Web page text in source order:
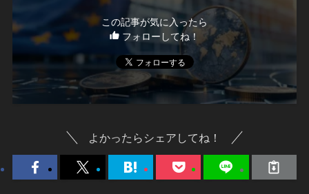
この記事が気に入ったら
フォローしてね！
よかったらシェアしてね！